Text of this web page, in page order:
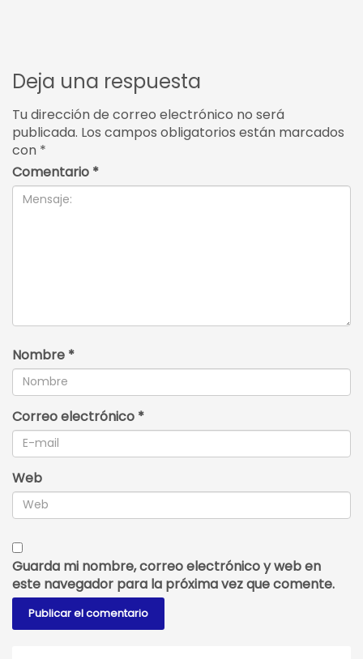
Deja una respuesta
Tu dirección de correo electrónico no será
publicada. Los campos obligatorios están marcados
con *
Comentario *
Nombre *
Correo electrónico *
Web
Guarda mi nombre, correo electrónico y web en
este navegador para la próxima vez que comente.